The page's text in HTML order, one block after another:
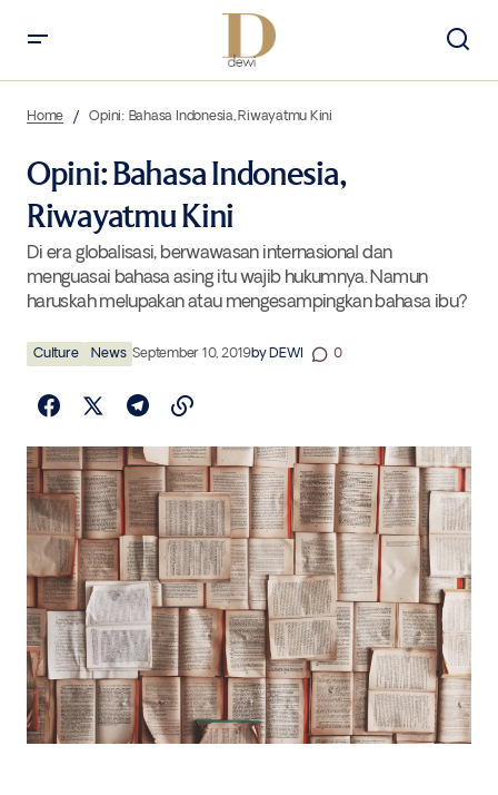
Home Opini: Bahasa Indonesia, Riwayatmu Kini
Opini: Bahasa Indonesia,
Riwayatmu Kini
Di era globalisasi, berwawasan internasional dan
menguasai bahasa asing itu wajib hukumnya. Namun
haruskah melupakan atau mengesampingkan bahasa ibu?
Culture News September 10, 2019byDEWI 0